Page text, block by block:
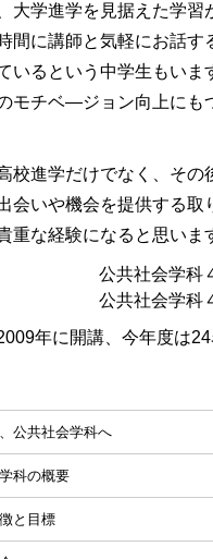
公共社会学科へ
科の概要
と目標
大学進学を見据えた学習
間に講師と気軽にお話す
いるという中学生もいま
モチベ―ジョン向上にも
校進学だけでなく、その
会いや機会を提供する取
重な経験になると思いま
公共社会学科
公共社会学科
年に開講、今年度は